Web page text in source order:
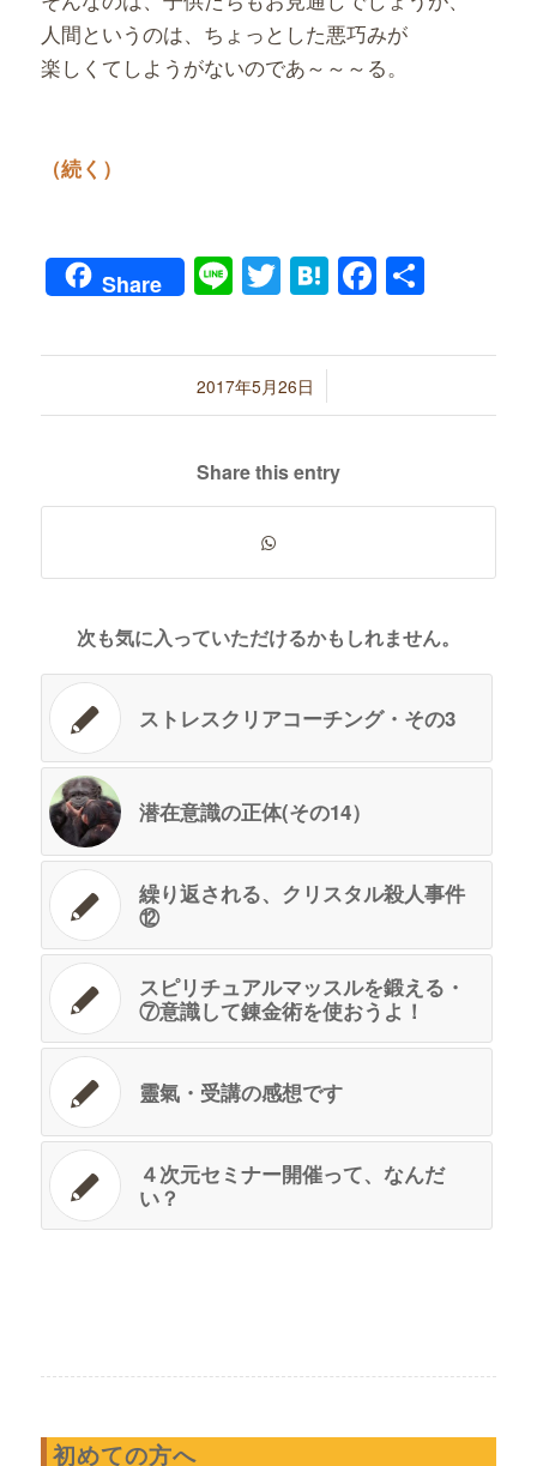
人間というのは、ちょっとした悪巧みが
楽しくてしようがないのであ～～～る。
（続く）
Share LineTwitter
Hatena共
2017年5月26日
/
Share this entry
次も気に入っていただけるかもしれません。
ストレスクリアコーチング・その3
潜在意識の正体(その14）
繰り返される、クリスタル殺人事件
⑫
スピリチュアルマッスルを鍛える・
⑦意識して錬金術を使おうよ！
靈氣・受講の感想です
４次元セミナー開催って、なんだ
い？
初めての方へ